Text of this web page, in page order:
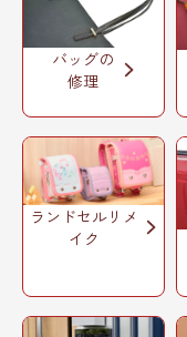
バッグの
修理
ランドセルリメ
イク